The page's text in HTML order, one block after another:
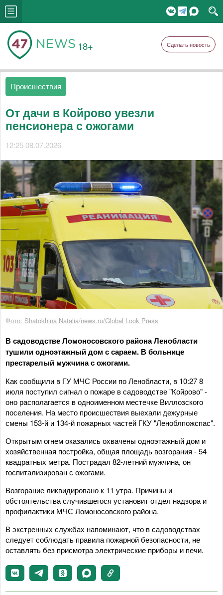
18+ Сделать новость
Происшествия
От дачи в Койрово увезли
пенсионера с ожогами
12:25 08.07.2026
Фото: Shatokhina Natalia/news.ru/Global Look Press
В садоводстве Ломоносовского района Ленобласти
тушили одноэтажный дом с сараем. В больнице
престарелый мужчина с ожогами.
Как сообщили в ГУ МЧС России по Ленобласти, в 10:27 8
июля поступил сигнал о пожаре в садоводстве "Койрово" -
оно располагается в одноименном местечке Виллозского
поселения. На место происшествия выехали дежурные
смены 153-й и 134-й пожарных частей ГКУ "Леноблпожспас".
Открытым огнем оказались охвачены одноэтажный дом и
хозяйственная постройка, общая площадь возгорания - 54
квадратных метра. Пострадал 82-летний мужчина, он
госпитализирован с ожогами.
Возгорание ликвидировано к 11 утра. Причины и
обстоятельства случившегося установит отдел надзора и
профилактики МЧС Ломоносовского района.
В экстренных службах напоминают, что в садоводствах
следует соблюдать правила пожарной безопасности, не
оставлять без присмотра электрические приборы и печи.